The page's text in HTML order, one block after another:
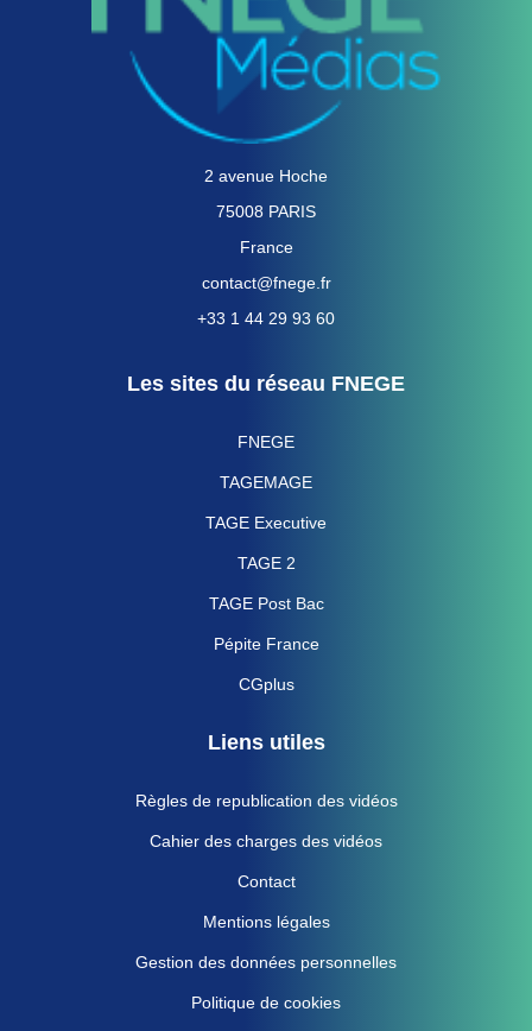
2 avenue Hoche
75008 PARIS
France
contact@fnege.fr
+33 1 44 29 93 60
Les sites du réseau FNEGE
FNEGE
TAGEMAGE
TAGE Executive
TAGE 2
TAGE Post Bac
Pépite France
CGplus
Liens utiles
Règles de republication des vidéos
Cahier des charges des vidéos
Contact
Mentions légales
Gestion des données personnelles
Politique de cookies